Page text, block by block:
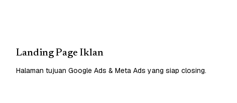
Landing Page Iklan
Halaman tujuan Google Ads & Meta Ads yang siap closing.